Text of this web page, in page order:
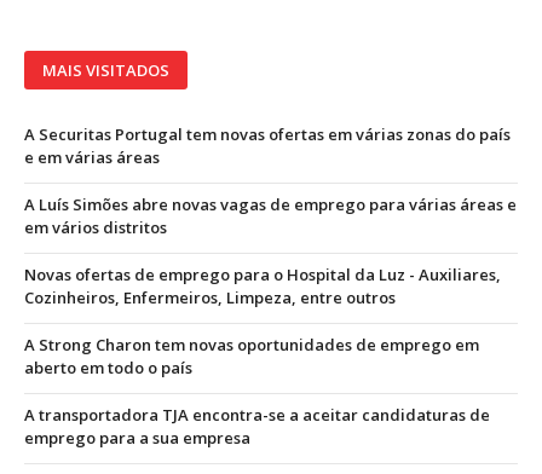
MAIS VISITADOS
A Securitas Portugal tem novas ofertas em várias zonas do país
e em várias áreas
A Luís Simões abre novas vagas de emprego para várias áreas e
em vários distritos
Novas ofertas de emprego para o Hospital da Luz - Auxiliares,
Cozinheiros, Enfermeiros, Limpeza, entre outros
A Strong Charon tem novas oportunidades de emprego em
aberto em todo o país
A transportadora TJA encontra-se a aceitar candidaturas de
emprego para a sua empresa